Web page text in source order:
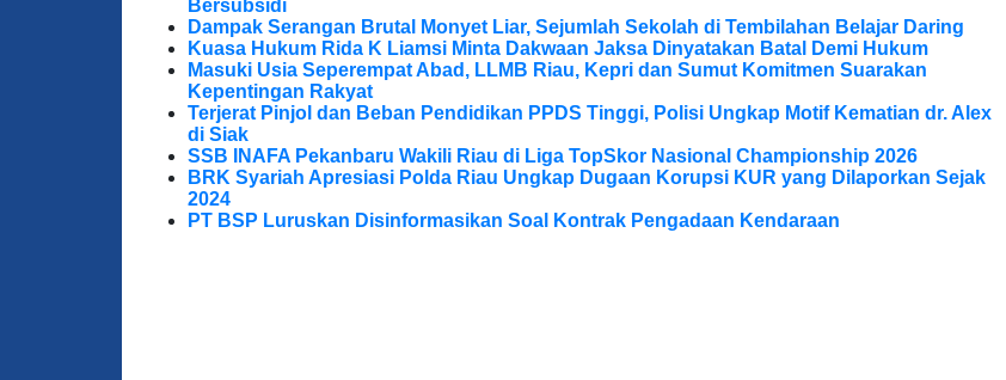
Bersubsidi
Dampak Serangan Brutal Monyet Liar, Sejumlah Sekolah di Tembilahan Belajar Daring
Kuasa Hukum Rida K Liamsi Minta Dakwaan Jaksa Dinyatakan Batal Demi Hukum
Masuki Usia Seperempat Abad, LLMB Riau, Kepri dan Sumut Komitmen Suarakan
Kepentingan Rakyat
Terjerat Pinjol dan Beban Pendidikan PPDS Tinggi, Polisi Ungkap Motif Kematian dr. Alex
di Siak
SSB INAFA Pekanbaru Wakili Riau di Liga TopSkor Nasional Championship 2026
BRK Syariah Apresiasi Polda Riau Ungkap Dugaan Korupsi KUR yang Dilaporkan Sejak
2024
PT BSP Luruskan Disinformasikan Soal Kontrak Pengadaan Kendaraan